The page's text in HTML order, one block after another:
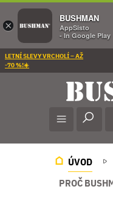
LETNÍ SLEVY VRCHOLÍ – AŽ
-70 %!☀️
ÚVOD
PROČ
×
BUSHMAN
AppSisto
- In Google Play